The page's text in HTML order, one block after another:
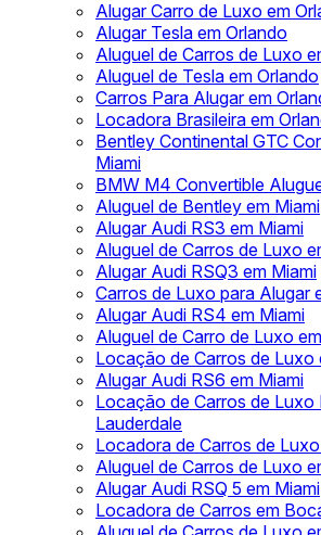
Alugar Carro de Luxo em
Alugar Tesla em Orlando
Aluguel de Carros de Luxo
Aluguel de Tesla em Orlando
Carros Para Alugar em
Locadora Brasileira em
Bentley Continental GTC
Miami
BMW M4 Convertible
Aluguel de Bentley em Miami
Alugar Audi RS3 em Miami
Aluguel de Carros de Luxo
Alugar Audi RSQ3 em Miami
Carros de Luxo para Alugar
Alugar Audi RS4 em Miami
Aluguel de Carro de Luxo
Locação de Carros de Luxo
Alugar Audi RS6 em Miami
Locação de Carros de Luxo
Lauderdale
Locadora de Carros de
Aluguel de Carros de Luxo
Alugar Audi RSQ 5 em Miami
Locadora de Carros em